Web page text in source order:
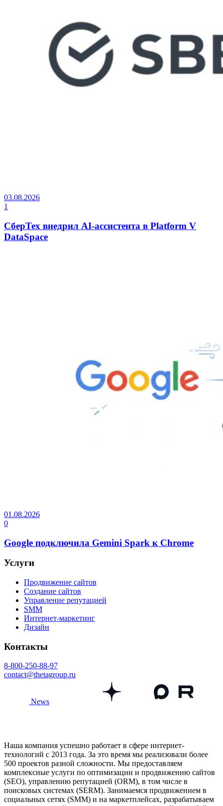
03.08.2026
1
СберТех внедрил AI-ассистента в Platform V
DataSpace
01.08.2026
0
Google подключила Gemini Spark к Chrome
Услуги
Продвижение сайтов
Создание сайтов
Управление репутацией
SMM
Интернет-маркетинг
Дизайн
Контакты
8-800-250-88-97
contact@thetagroup.ru
News
Наша компания успешно работает в сфере интернет-
технологий с 2013 года. За это время мы реализовали более
500 проектов разной сложности. Мы предоставляем
комплексные услуги по оптимизации и продвижению сайтов
(SEO), управлению репутацией (ORM), в том числе в
поисковых системах (SERM). Занимаемся продвижением в
социальных сетях (SMM) и на маркетплейсах, разрабатываем